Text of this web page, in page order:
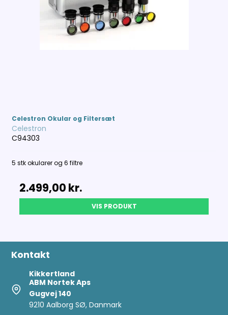
Celestron Okular og Filtersæt
Celestron
C94303
5 stk okularer og 6 filtre
2.499,00 kr.
VIS PRODUKT
Kontakt
Kikkertland
ABM Nortek Aps
Gugvej 140
9210 Aalborg SØ, Danmark